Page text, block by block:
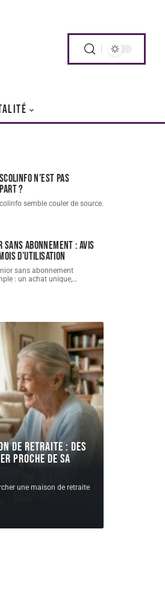
n’est pas
?
semble couler de source.
abonnement : avis
d’utilisation
sans abonnement
: un achat unique,…
de retraite : des
proche de sa
une maison de retraite